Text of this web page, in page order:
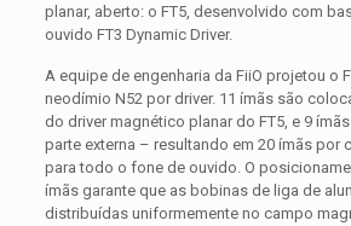
planar, aberto: o FT5, desenvolvido com
ouvido FT3 Dynamic Driver.
A equipe de engenharia da FiiO projetou o
neodímio N52 por driver. 11 ímãs são
do driver magnético planar do FT5, e 9
parte externa – resultando em 20 ímãs por
para todo o fone de ouvido. O
ímãs garante que as bobinas de liga de
distribuídas uniformemente no campo